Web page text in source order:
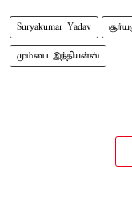
Suryakumar Yadav
மும்பை இந்தியன்ஸ்